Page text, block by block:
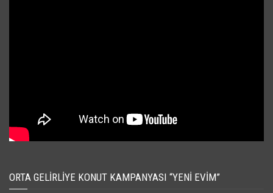
ORTA GELIRLIYE KONUT KAMPANYASI “YENI EVIM”